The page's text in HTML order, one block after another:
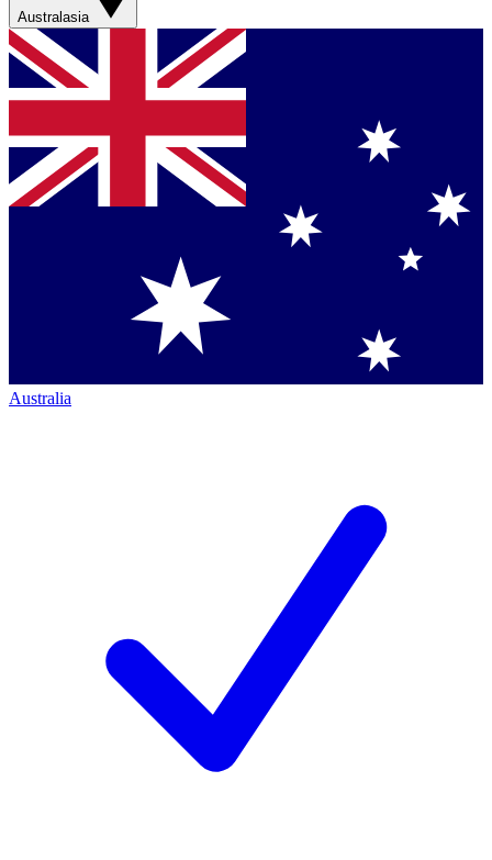
Australasia
Australia